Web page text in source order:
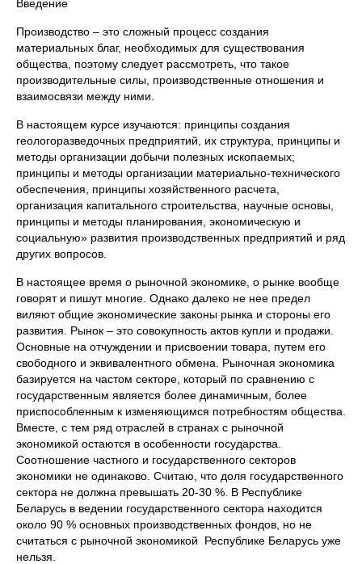
Введение
Производство – это сложный процесс создания
материальных благ, необходимых для существования
общества, поэтому следует рассмотреть, что такое
производительные силы, производственные отношения и
взаимосвязи между ними.
В настоящем курсе изучаются: принципы создания
геологоразведочных предприятий, их структура, принципы и
методы организации добычи полезных ископаемых;
принципы и методы организации материально-технического
обеспечения, принципы хозяйственного расчета,
организация капитального строительства, научные основы,
принципы и методы планирования, экономическую и
социальную» развития производственных предприятий и ряд
других вопросов.
В настоящее время о рыночной экономике, о рынке вообще
говорят и пишут многие. Однако далеко не нее предел
виляют общие экономические законы рынка и стороны его
развития. Рынок – это совокупность актов купли и продажи.
Основные на отчуждении и присвоении товара, путем его
свободного и эквивалентного обмена. Рыночная экономика
базируется на частом секторе, который по сравнению с
государственным является более динамичным, более
приспособленным к изменяющимся потребностям общества.
Вместе, с тем ряд отраслей в странах с рыночной
экономикой остаются в особенности государства.
Соотношение частного и государственного секторов
экономики не одинаково. Считаю, что доля государственного
сектора не должна превышать 20-30 %. В Республике
Беларусь в ведении государственного сектора находится
около 90 % основных производственных фондов, но не
считаться с рыночной экономикой Республике Беларусь уже
нельзя.